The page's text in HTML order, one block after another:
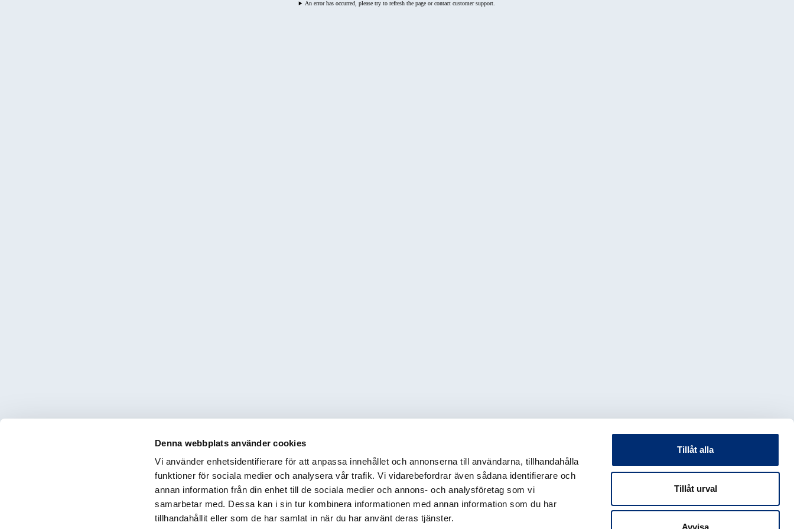
Denna webbplats använder cookies
Vi använder enhetsidentifierare för att anpassa innehållet och annonserna till användarna, tillhandahålla
funktioner för sociala medier och analysera vår trafik. Vi vidarebefordrar även sådana identifierare och
annan information från din enhet till de sociala medier och annons- och analysföretag som vi
samarbetar med. Dessa kan i sin tur kombinera informationen med annan information som du har
tillhandahållit eller som de har samlat in när du har använt deras tjänster.
Tillåt alla
Tillåt urval
Avvisa
An error has occurred, please try to refresh the page or contact customer support.